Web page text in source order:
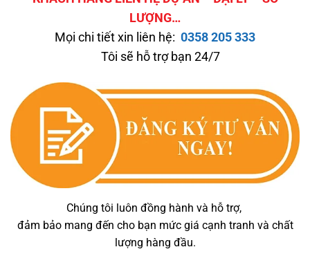
LƯỢNG…
Mọi chi tiết xin liên hệ: 0358 205 333
Tôi sẽ hỗ trợ bạn 24/7
Chúng tôi luôn đồng hành và hỗ trợ,
đảm bảo mang đến cho bạn mức giá cạnh tranh và chất
lượng hàng đầu.